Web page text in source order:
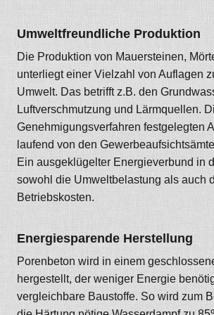
Umweltfreundliche Produktion
Die Produktion von Mauersteinen,
unterliegt einer Vielzahl von Auflagen
Umwelt. Das betrifft z.B. den
Luftverschmutzung und Lärmquellen.
Genehmigungsverfahren festgelegten
laufend von den
Ein ausgeklügelter Energieverbund in
sowohl die Umweltbelastung als auch
Betriebskosten.
Energiesparende Herstellung
Porenbeton wird in einem
hergestellt, der weniger Energie
vergleichbare Baustoffe. So wird zum